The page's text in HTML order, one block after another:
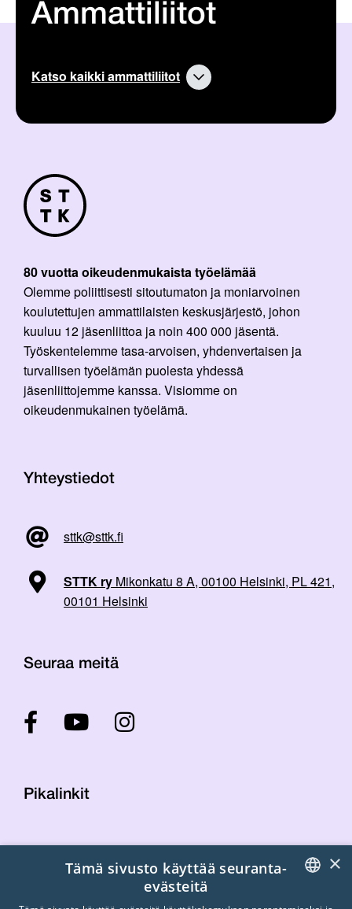
Ammattiliitot
Katso kaikki ammattiliitot
80 vuotta oikeudenmukaista työelämää
Olemme poliittisesti sitoutumaton ja moniarvoinen
koulutettujen ammattilaisten keskusjärjestö, johon
kuuluu 12 jäsenliittoa ja noin 400 000 jäsentä.
Työskentelemme tasa-arvoisen, yhdenvertaisen ja
turvallisen työelämän puolesta yhdessä
jäsenliittojemme kanssa. Visiomme on
oikeudenmukainen työelämä.
Yhteystiedot
sttk@sttk.fi
STTK ry Mikonkatu 8 A, 00100 Helsinki, PL 421,
00101 Helsinki
Seuraa meitä
Pikalinkit
Laskutustiedot
FINNISH
×
Tämä sivusto käyttää seuranta-
evästeitä